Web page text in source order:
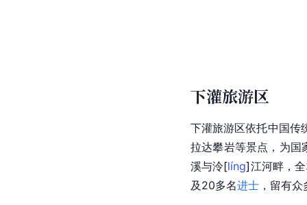
下灌旅游区
下灌旅游区依托中国传
拉达攀岩等景点，为国
溪与泠[líng]江河畔，
及20多名进士 ，留有